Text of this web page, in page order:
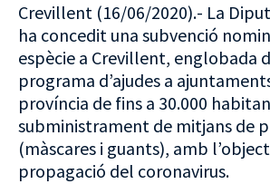
Crevillent (16/06/2020).- La
ha concedit una subvenció
espècie a Crevillent, englobada
programa d’ajudes a
província de fins a 30.000
subministrament de mitjans de
(màscares i guants), amb
propagació del coronavirus.